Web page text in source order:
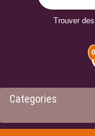
Trouver
0
Categories